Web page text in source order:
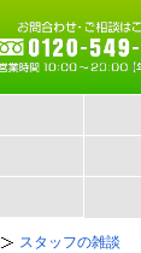
スタッフの雑談